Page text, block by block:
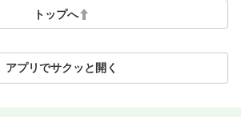
トップへ
アプリでサクッと開く